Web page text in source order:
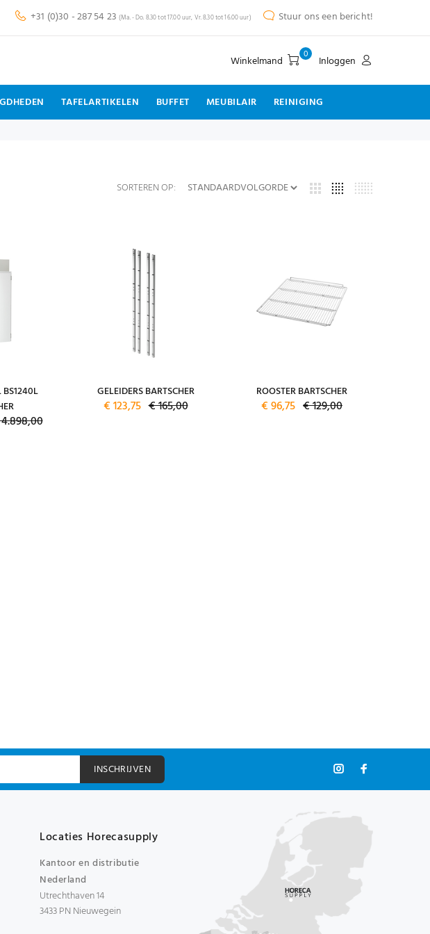
+31 (0)30 - 287 54 23 (Ma. - Do. 8.30 tot 17.00 uur, Vr. 8.30 tot 16.00 uur) Stuur ons een bericht!
Winkelmand 0 Inloggen
TAFELARTIKELEN BUFFET MEUBILAIR REINIGING
SORTEREN OP:
GELEIDERS BARTSCHER
€ 123,75 € 165,00
ROOSTER BARTSCHER
€ 96,75 € 129,00
INSCHRIJVEN
Locaties Horecasupply
Kantoor en distributie
Nederland
Utrechthaven 14
3433 PN Nieuwegein